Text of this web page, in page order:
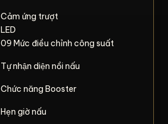
Cảm ứng trượt
LED
09 Mức điều chỉnh công suất
Tự nhận diện nồi nấu
Chức năng Booster
Hẹn giờ nấu